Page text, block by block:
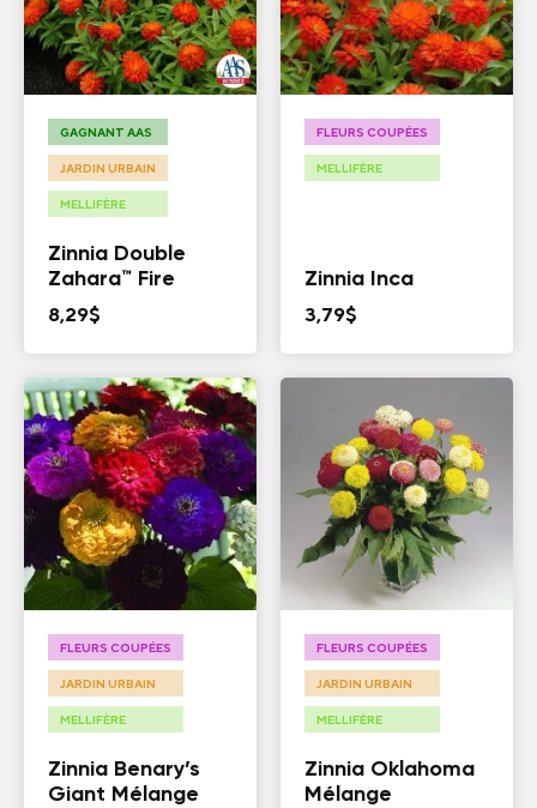
GAGNANT AAS
JARDIN URBAIN
MELLIFÈRE
Zinnia Double
Zahara™ Fire
8,29$
FLEURS COUPÉES
MELLIFÈRE
Zinnia Inca
3,79$
FLEURS COUPÉES
JARDIN URBAIN
MELLIFÈRE
Zinnia Benary’s
Giant Mélange
FLEURS COUPÉES
JARDIN URBAIN
MELLIFÈRE
Zinnia Oklahoma
Mélange